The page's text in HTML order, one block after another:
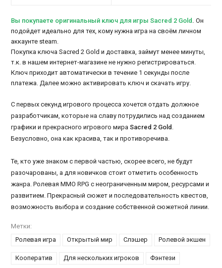
Вы покупаете оригинальный ключ для игры Sacred 2 Gold . Он
подойдет идеально для тех, кому нужна игра на своём личном
аккаунте steam.
Покупка ключа Sacred 2 Gold и доставка, займут менее минуты,
т.к. в нашем интернет-магазине не нужно регистрироваться.
Ключ приходит автоматически в течение 1 секунды после
платежа. Далее можно активировать ключ и скачать игру.
С первых секунд игрового процесса хочется отдать должное
разработчикам, которые на славу потрудились над созданием
графики и прекрасного игрового мираSacred 2 Gold .
Безусловно, она как красива, так и противоречива.
Те, кто уже знаком с первой частью, скорее всего, не будут
разочарованы, а для новичков стоит отметить особенность
жанра. Ролевая MMO RPG с неограниченным миром, ресурсами и
развитием. Прекрасный сюжет и последовательность квестов,
возможность выбора и создание собственной сюжетной линии.
Метки:
Ролевая игра
Открытый мир Слэшер Ролевой экшен
Кооператив Для нескольких игроков Фэнтези